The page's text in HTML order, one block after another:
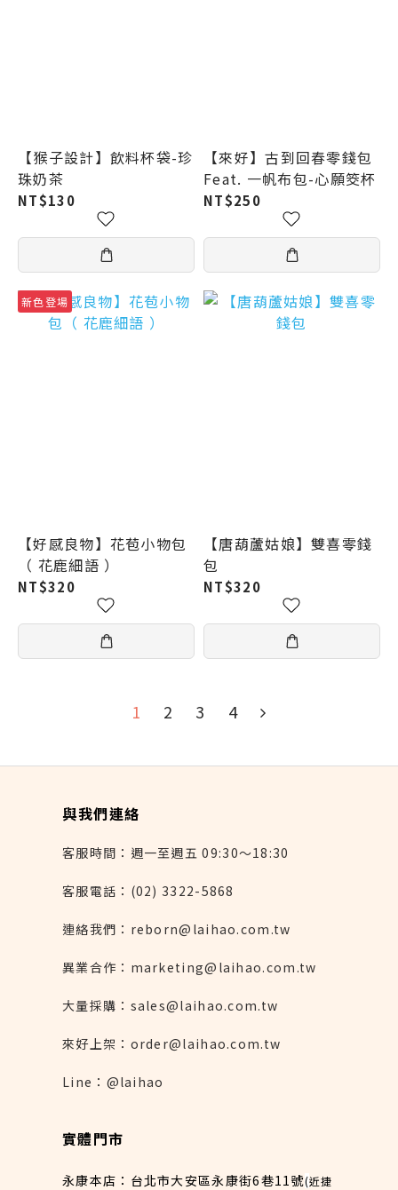
【猴子設計】飲料杯袋-珍
珠奶茶
NT$130
【來好】古到回春零錢包
Feat. 一帆布包-心願筊杯
NT$250
新色登場
【好感良物】花苞小物包
（ 花鹿細語 ）
NT$320
【唐葫蘆姑娘】雙喜零錢
包
NT$320
1 2 3 4
與我們連絡
客服時間：週一至週五 09:30～18:30
客服電話：(02) 3322-5868
連絡我們：reborn@laihao.com.tw
異業合作：marketing@laihao.com.tw
大量採購：sales@laihao.com.tw
來好上架：order@laihao.com.tw
Line：@laihao
實體門市
永康本店：台北市大安區永康街6巷11號(近捷